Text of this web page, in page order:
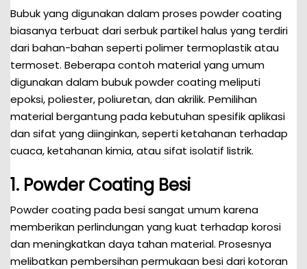
Bubuk yang digunakan dalam proses powder coating
biasanya terbuat dari serbuk partikel halus yang terdiri
dari bahan-bahan seperti polimer termoplastik atau
termoset. Beberapa contoh material yang umum
digunakan dalam bubuk powder coating meliputi
epoksi, poliester, poliuretan, dan akrilik. Pemilihan
material bergantung pada kebutuhan spesifik aplikasi
dan sifat yang diinginkan, seperti ketahanan terhadap
cuaca, ketahanan kimia, atau sifat isolatif listrik.
1. Powder Coating Besi
Powder coating pada besi sangat umum karena
memberikan perlindungan yang kuat terhadap korosi
dan meningkatkan daya tahan material. Prosesnya
melibatkan pembersihan permukaan besi dari kotoran